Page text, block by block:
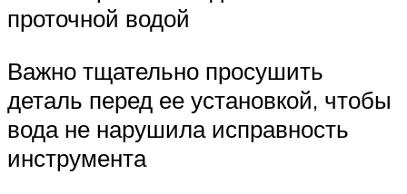
проточной водой
Важно тщательно просушить
деталь перед ее установкой, чтобы
вода не нарушила исправность
инструмента